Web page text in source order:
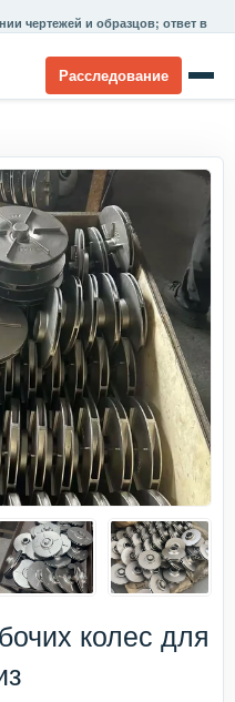
чертежей и образцов; ответ в
Расследование
колес для